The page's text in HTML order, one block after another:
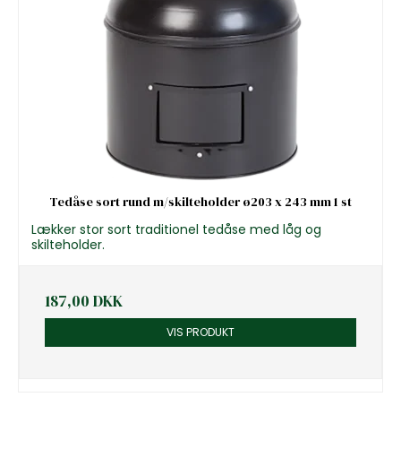
Tedåse sort rund m/skilteholder ø203 x 243 mm 1 st
Lækker stor sort traditionel tedåse med låg og
skilteholder.
187,00 DKK
VIS PRODUKT